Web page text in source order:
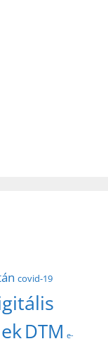
covid-19
DTM e-